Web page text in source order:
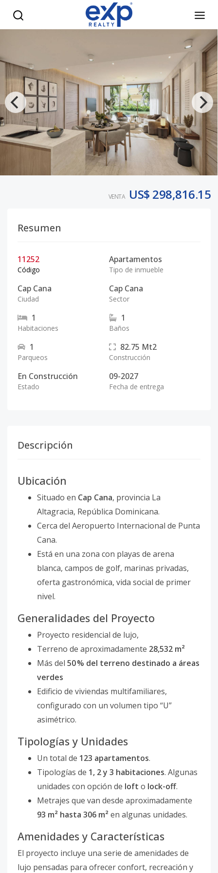
VENTA US$ 298,816.15
Resumen
11252
Código
Apartamentos
Tipo de inmueble
Cap Cana
Ciudad
Cap Cana
Sector
1
Habitaciones
1
Baños
1
Parqueos
82.75 Mt2
Construcción
En Construcción
Estado
09-2027
Fecha de entrega
Descripción
Ubicación
Situado en Cap Cana, provincia La
Altagracia, República Dominicana.
Cerca del Aeropuerto Internacional de Punta
Cana.
Está en una zona con playas de arena
blanca, campos de golf, marinas privadas,
oferta gastronómica, vida social de primer
nivel.
Generalidades del Proyecto
Proyecto residencial de lujo,
Terreno de aproximadamente 28,532 m²
Más del 50 % del terreno destinado a áreas
verdes
Edificio de viviendas multifamiliares,
configurado con un volumen tipo “U”
asimétrico.
Tipologías y Unidades
Un total de 123 apartamentos.
Tipologías de 1, 2 y 3 habitaciones. Algunas
unidades con opción de loft o lock-off.
Metrajes que van desde aproximadamente
93 m² hasta 306 m²en algunas unidades.
Amenidades y Características
El proyecto incluye una serie de amenidades de
lujo pensadas para ofrecer confort, recreación y
Apartamento de 1 habitacion en Cap Cana - eXp Realty